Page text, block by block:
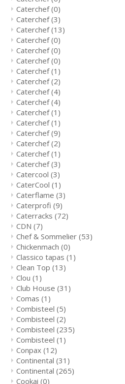
Caterchef(0)
Caterchef(3)
Caterchef(13)
Caterchef(0)
Caterchef(0)
Caterchef(0)
Caterchef(1)
Caterchef(2)
Caterchef(4)
Caterchef(4)
Caterchef(1)
Caterchef(1)
Caterchef(9)
Caterchef(2)
Caterchef(1)
Caterchef(3)
Catercool (3)
CaterCool (1)
Caterflame (3)
Caterprofi (9)
Caterracks (72)
CDN (7)
Chef & Sommelier (53)
Chickenmach (0)
Classico tapas (1)
Clean Top (13)
Clou (1)
Club House (31)
Comas (1)
Combisteel (5)
Combisteel (2)
Combisteel (235)
Combisteel (1)
Conpax (12)
Continental (31)
Continental (265)
Cookai (0)